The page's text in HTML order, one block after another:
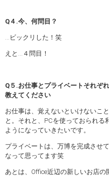
Q４.今、何問目？
…ビックリした！笑
えと…４問目！
Q５.お仕事とプライベートそれぞ
教えてください
お仕事は、覚えないといけないこ
と。それと、PCを使っておられ
ようになっていきたいです。
プライベートは、万博を完成させ
なって思ってます笑
あとは、Office近辺の新しいお店の